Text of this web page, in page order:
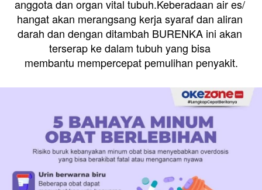
anggota dan organ vital tubuh.Keberadaan air es/
hangat akan merangsang kerja syaraf dan aliran
darah dan dengan ditambah BURENKA ini akan
terserap ke dalam tubuh yang bisa
membantu mempercepat pemulihan penyakit.